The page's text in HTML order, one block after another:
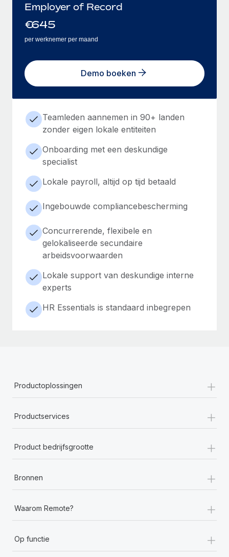
Employer of Record
€645
per werknemer per maand
Demo boeken
Teamleden aannemen in 90+ landen
zonder eigen lokale entiteiten
Onboarding met een deskundige
specialist
Lokale payroll, altijd op tijd betaald
Ingebouwde compliancebescherming
Concurrerende, flexibele en
gelokaliseerde secundaire
arbeidsvoorwaarden
Lokale support van deskundige interne
experts
HR Essentials is standaard inbegrepen
Productoplossingen +
Productservices +
Product bedrijfsgrootte +
Bronnen +
Waarom Remote? +
Op functie +